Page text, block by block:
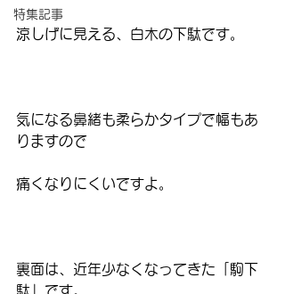
特集記事
涼しげに見える、白木の下駄です。
気になる鼻緒も柔らかタイプで幅もあ
りますので
痛くなりにくいですよ。
裏面は、近年少なくなってきた「駒下
駄」です。